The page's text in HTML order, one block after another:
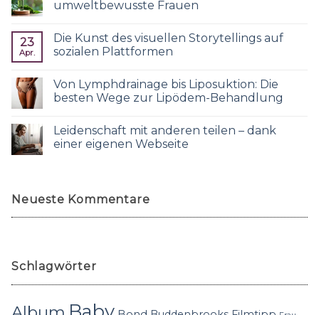
umweltbewusste Frauen
23
Apr.
Die Kunst des visuellen Storytellings auf
sozialen Plattformen
Von Lymphdrainage bis Liposuktion: Die
besten Wege zur Lipödem-Behandlung
Leidenschaft mit anderen teilen – dank
einer eigenen Webseite
Neueste Kommentare
Schlagwörter